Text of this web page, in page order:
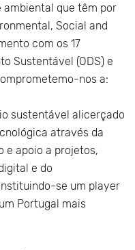
que têm por
Social and
com os 17
Sustentável (ODS) e
nos a:
sustentável alicerçado
através da
e apoio a projetos,
e do
se um player
Portugal mais